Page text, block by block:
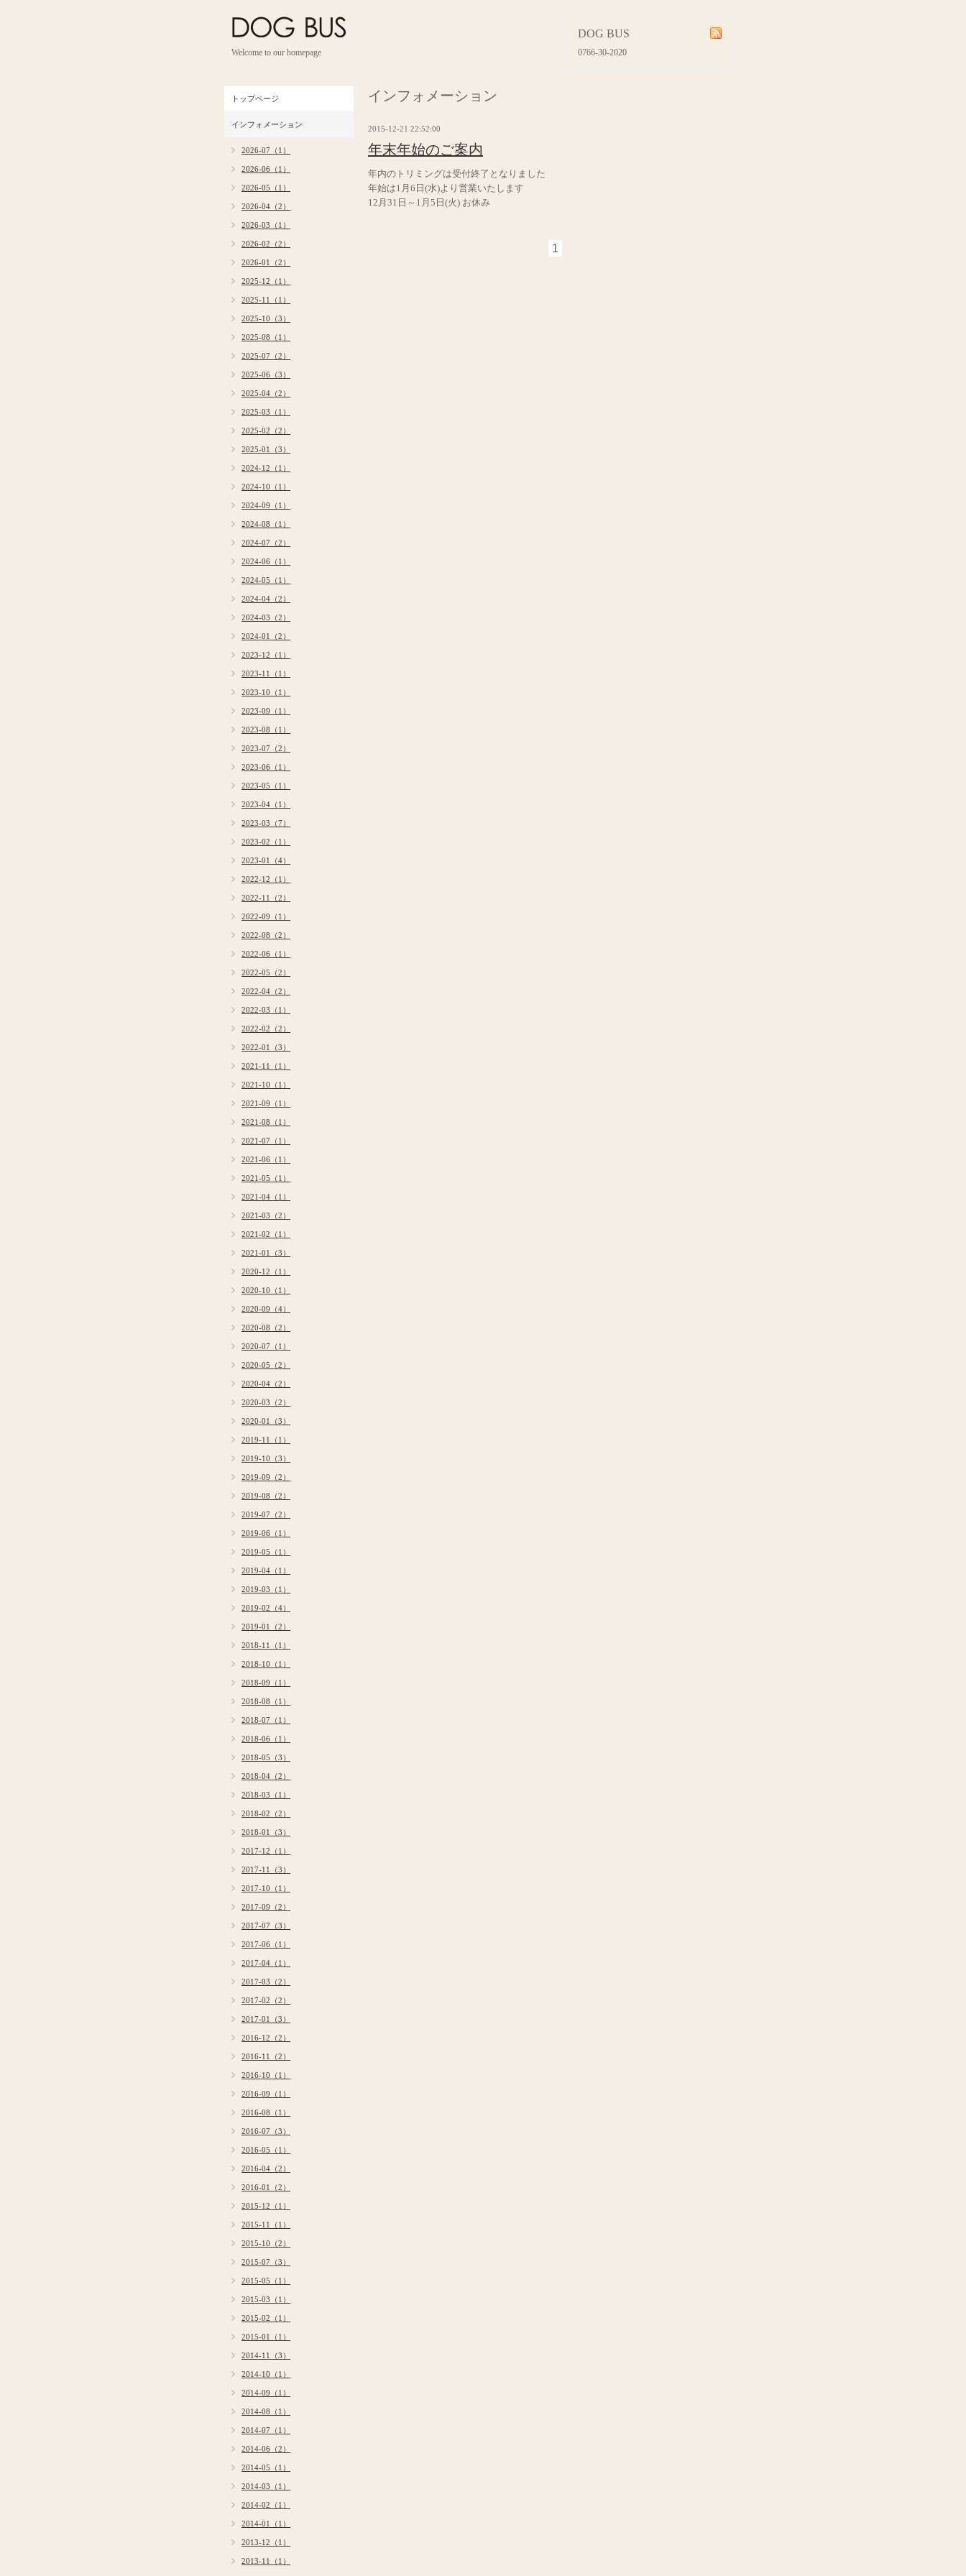
DOG BUS
0766-30-2020
Welcome to our homepage
インフォメーション
2015-12-21 22:52:00
年末年始のご案内
年内のトリミングは受付終了となりました
年始は1月6日(水)より営業いたします
12月31日～1月5日(火) お休み
1
トップページ
インフォメーション
2026-07（1）
2026-06（1）
2026-05（1）
2026-04（2）
2026-03（1）
2026-02（2）
2026-01（2）
2025-12（1）
2025-11（1）
2025-10（3）
2025-08（1）
2025-07（2）
2025-06（3）
2025-04（2）
2025-03（1）
2025-02（2）
2025-01（3）
2024-12（1）
2024-10（1）
2024-09（1）
2024-08（1）
2024-07（2）
2024-06（1）
2024-05（1）
2024-04（2）
2024-03（2）
2024-01（2）
2023-12（1）
2023-11（1）
2023-10（1）
2023-09（1）
2023-08（1）
2023-07（2）
2023-06（1）
2023-05（1）
2023-04（1）
2023-03（7）
2023-02（1）
2023-01（4）
2022-12（1）
2022-11（2）
2022-09（1）
2022-08（2）
2022-06（1）
2022-05（2）
2022-04（2）
2022-03（1）
2022-02（2）
2022-01（3）
2021-11（1）
2021-10（1）
2021-09（1）
2021-08（1）
2021-07（1）
2021-06（1）
2021-05（1）
2021-04（1）
2021-03（2）
2021-02（1）
2021-01（3）
2020-12（1）
2020-10（1）
2020-09（4）
2020-08（2）
2020-07（1）
2020-05（2）
2020-04（2）
2020-03（2）
2020-01（3）
2019-11（1）
2019-10（3）
2019-09（2）
2019-08（2）
2019-07（2）
2019-06（1）
2019-05（1）
2019-04（1）
2019-03（1）
2019-02（4）
2019-01（2）
2018-11（1）
2018-10（1）
2018-09（1）
2018-08（1）
2018-07（1）
2018-06（1）
2018-05（3）
2018-04（2）
2018-03（1）
2018-02（2）
2018-01（3）
2017-12（1）
2017-11（3）
2017-10（1）
2017-09（2）
2017-07（3）
2017-06（1）
2017-04（1）
2017-03（2）
2017-02（2）
2017-01（3）
2016-12（2）
2016-11（2）
2016-10（1）
2016-09（1）
2016-08（1）
2016-07（3）
2016-05（1）
2016-04（2）
2016-01（2）
2015-12（1）
2015-11（1）
2015-10（2）
2015-07（3）
2015-05（1）
2015-03（1）
2015-02（1）
2015-01（1）
2014-11（3）
2014-10（1）
2014-09（1）
2014-08（1）
2014-07（1）
2014-06（2）
2014-05（1）
2014-03（1）
2014-02（1）
2014-01（1）
2013-12（1）
2013-11（1）